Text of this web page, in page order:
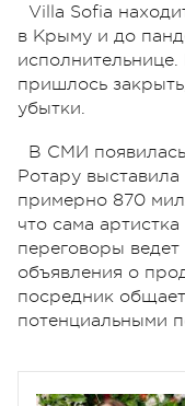
Villa Sofia
в Крыму и до
пришлось
убытки.
В СМИ
Ротару
примерно 870
что сама
переговоры
объявления о
посредник
потенциальными